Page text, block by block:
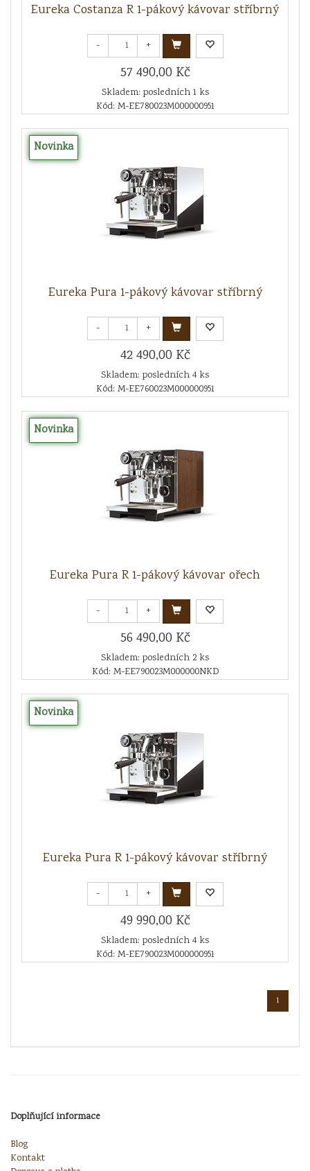
Eureka Costanza R 1-pákový kávovar stříbrný
- +
57 490,00 Kč
Skladem: posledních 1 ks
Kód: M-EE780023M000000951
Novinka
Eureka Pura 1-pákový kávovar stříbrný
- +
42 490,00 Kč
Skladem: posledních 4 ks
Kód: M-EE760023M000000951
Novinka
Eureka Pura R 1-pákový kávovar ořech
- +
56 490,00 Kč
Skladem: posledních 2 ks
Kód: M-EE790023M000000NKD
Novinka
Eureka Pura R 1-pákový kávovar stříbrný
- +
49 990,00 Kč
Skladem: posledních 4 ks
Kód: M-EE790023M000000951
1
Doplňující informace
Blog
Kontakt